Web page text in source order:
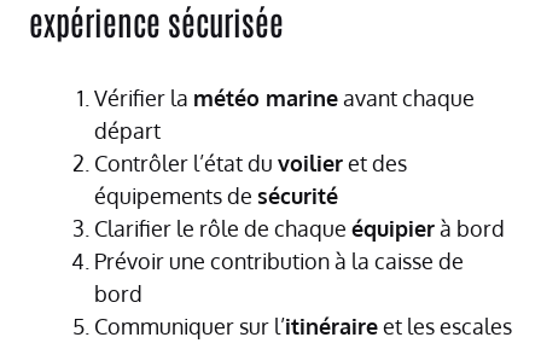
expérience sécurisée
Vérifier la météo marineavant chaque
départ
Contrôler l’état du voilieret des
équipements de sécurité
Clarifier le rôle de chaque équipierà bord
Prévoir une contribution à la caisse de
bord
Communiquer sur l’itinéraireet les escales